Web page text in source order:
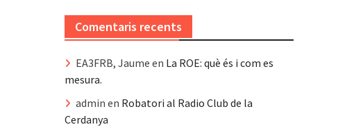
Comentaris recents
EA3FRB, Jaume en La ROE: què és i com es
mesura.
admin en Robatori al Radio Club de la
Cerdanya